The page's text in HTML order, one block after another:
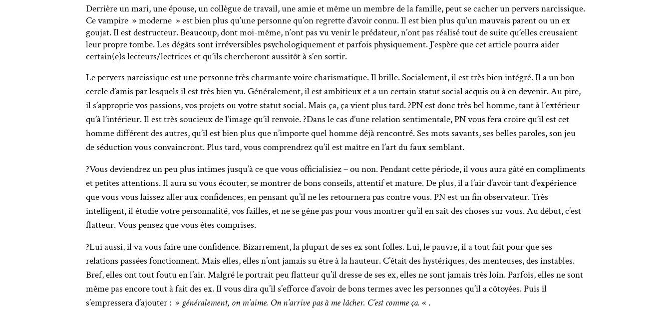
Derrière un mari, une épouse, un collègue de travail, une amie et même un membre de la famille, peut se cacher un pervers narcissique.
Ce vampire » moderne » est bien plus qu’une personne qu’on regrette d’avoir connu. Il est bien plus qu’un mauvais parent ou un ex
goujat. Il est destructeur. Beaucoup, dont moi-même, n’ont pas vu venir le prédateur, n’ont pas réalisé tout de suite qu’elles creusaient
leur propre tombe. Les dégâts sont irréversibles psychologiquement et parfois physiquement. J’espère que cet article pourra aider
certain(e)s lecteurs/lectrices et qu’ils chercheront aussitôt à s’en sortir.
Le pervers narcissique est une personne très charmante voire charismatique. Il brille. Socialement, il est très bien intégré. Il a un bon
cercle d’amis par lesquels il est très bien vu. Généralement, il est ambitieux et a un certain statut social acquis ou à en devenir. Au pire,
il s’approprie vos passions, vos projets ou votre statut social. Mais ça, ça vient plus tard. ?PN est donc très bel homme, tant à l’extérieur
qu’à l’intérieur. Il est très soucieux de l’image qu’il renvoie. ?Dans le cas d’une relation sentimentale, PN vous fera croire qu’il est cet
homme différent des autres, qu’il est bien plus que n’importe quel homme déjà rencontré. Ses mots savants, ses belles paroles, son jeu
de séduction vous convaincront. Plus tard, vous comprendrez qu’il est maître en l’art du faux semblant.
?Vous deviendrez un peu plus intimes jusqu’à ce que vous officialisiez – ou non. Pendant cette période, il vous aura gâté en compliments
et petites attentions. Il aura su vous écouter, se montrer de bons conseils, attentif et mature. De plus, il a l’air d’avoir tant d’expérience
que vous vous laissez aller aux confidences, en pensant qu’il ne les retournera pas contre vous. PN est un fin observateur. Très
intelligent, il étudie votre personnalité, vos failles, et ne se gêne pas pour vous montrer qu’il en sait des choses sur vous. Au début, c’est
flatteur. Vous pensez que vous êtes comprises.
?Lui aussi, il va vous faire une confidence. Bizarrement, la plupart de ses ex sont folles. Lui, le pauvre, il a tout fait pour que ses
relations passées fonctionnent. Mais elles, elles n’ont jamais su être à la hauteur. C’était des hystériques, des menteuses, des instables.
Bref, elles ont tout foutu en l’air. Malgré le portrait peu flatteur qu’il dresse de ses ex, elles ne sont jamais très loin. Parfois, elles ne sont
même pas encore tout à fait des ex. Il vous dira qu’il s’efforce d’avoir de bons termes avec les personnes qu’il a côtoyées. Puis il
s’empressera d’ajouter : »généralement, on m’aime. On n’arrive pas à me lâcher. C’est comme ça. « .